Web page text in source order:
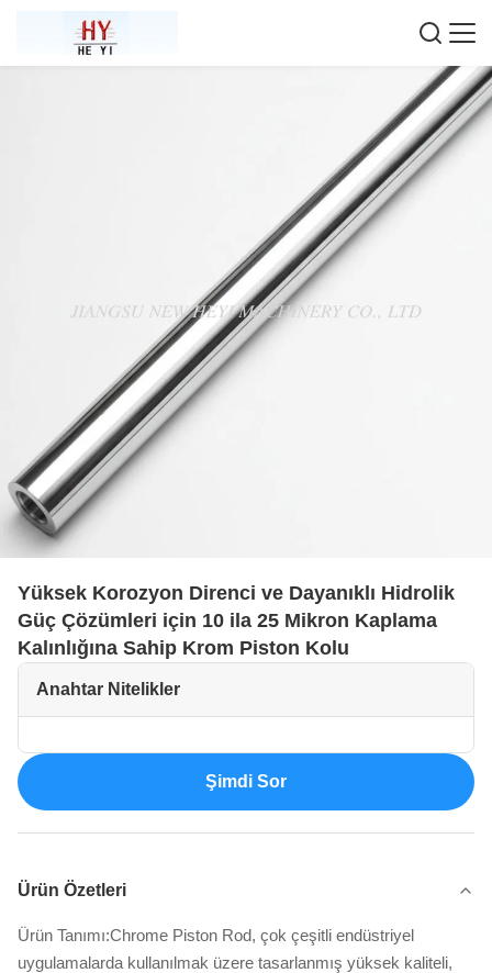
Yüksek Korozyon Direnci ve Dayanıklı Hidrolik
Güç Çözümleri için 10 ila 25 Mikron Kaplama
Kalınlığına Sahip Krom Piston Kolu
Anahtar Nitelikler
Şimdi Sor
Ürün Özetleri
Ürün Tanımı:Chrome Piston Rod, çok çeşitli endüstriyel
uygulamalarda kullanılmak üzere tasarlanmış yüksek kaliteli,